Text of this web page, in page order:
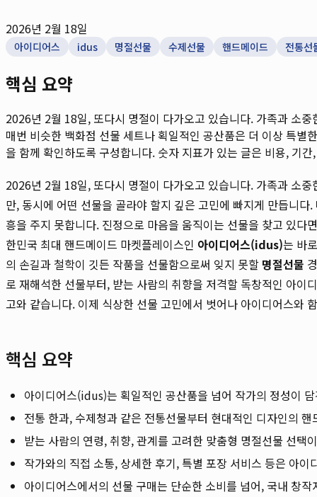
2026년 2월 18일
아이디어스 idus 명절선물 수제선물 핸드메이드 전통선
핵심 요약
2026년 2월 18일, 또다시 명절이 다가오고 있습니다. 가족과 소
매번 비슷한 백화점 선물 세트나 획일적인 공산품은 더 이상 특별
을 함께 확인하도록 구성합니다. 숫자 지표가 있는 글은 비용, 기
2026년 2월 18일, 또다시 명절이 다가오고 있습니다. 가족과 소
만, 동시에 어떤 선물을 골라야 할지 깊은 고민에 빠지게 만듭니
흥을 주지 못합니다. 진정으로 마음을 움직이는 선물을 찾고 있다
한민국 최대 핸드메이드 마켓플레이스인 아이디어스(idus)는 바
의 손길과 철학이 깃든 작품을 선물함으로써 잊지 못할 명절선물
로 재해석한 선물부터, 받는 사람의 취향을 저격할 독창적인 아
고와 같습니다. 이제 식상한 선물 고민에서 벗어나 아이디어스와
핵심 요약
아이디어스(idus)는 획일적인 공산품을 넘어 작가의 정성이
전통 한과, 수제청과 같은 전통선물부터 현대적인 디자인의
받는 사람의 연령, 취향, 관계를 고려한 맞춤형 명절선물 선택
작가와의 직접 소통, 상세한 후기, 특별 포장 서비스 등은 아
아이디어스에서의 선물 구매는 단순한 소비를 넘어, 국내 창